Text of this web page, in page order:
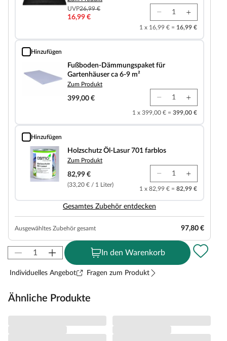
UVP26,99 €
16,99 €
1 x 16,99 € = 16,99 €
Hinzufügen
Fußboden-Dämmungspaket für Gartenhäuser ca 6-9 m²
Fußboden-Dämmungspaket für
Gartenhäuser ca 6-9 m²
Zum Produkt
399,00 €
1 x 399,00 € = 399,00 €
Hinzufügen
Holzschutz Öl-Lasur 701 farblos
Holzschutz Öl-Lasur 701 farblos
Zum Produkt
82,99 €
(33,20 € / 1 Liter)
1 x 82,99 € = 82,99 €
Gesamtes Zubehör entdecken
Ausgewähltes Zubehör gesamt 97,80 €
In den Warenkorb
Individuelles Angebot Fragen zum Produkt
Ähnliche Produkte